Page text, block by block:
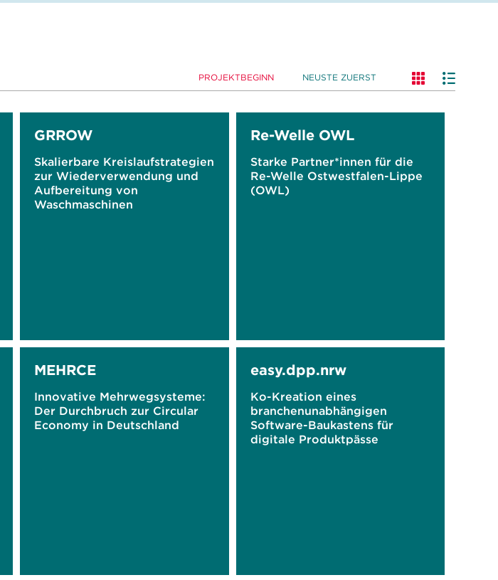
PROJEKTBEGINN NEUSTE ZUERST
GRROW
Skalierbare Kreislaufstrategien
zur Wiederverwendung und
Aufbereitung von
Waschmaschinen
Re-Welle OWL
Starke Partner*innen für die
Re-Welle Ostwestfalen-Lippe
(OWL)
MEHRCE
Innovative Mehrwegsysteme:
Der Durchbruch zur Circular
Economy in Deutschland
easy.dpp.nrw
Ko-Kreation eines
branchenunabhängigen
Software-Baukastens für
digitale Produktpässe